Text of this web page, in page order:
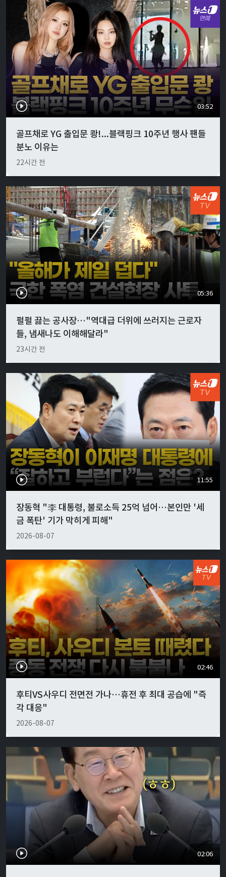
03:52
골프채로 YG 출입문 쾅!...블랙핑크 10주년 행사 팬들
분노 이유는
22시간 전
05:36
펄펄 끓는 공사장…"역대급 더위에 쓰러지는 근로자
들, 냄새나도 이해해달라"
23시간 전
11:55
장동혁 "李 대통령, 불로소득 25억 넘어…본인만 '세
금 폭탄' 기가 막히게 피해"
2026-08-07
02:46
후티VS사우디 전면전 가나…휴전 후 최대 공습에 "즉
각 대응"
2026-08-07
02:06